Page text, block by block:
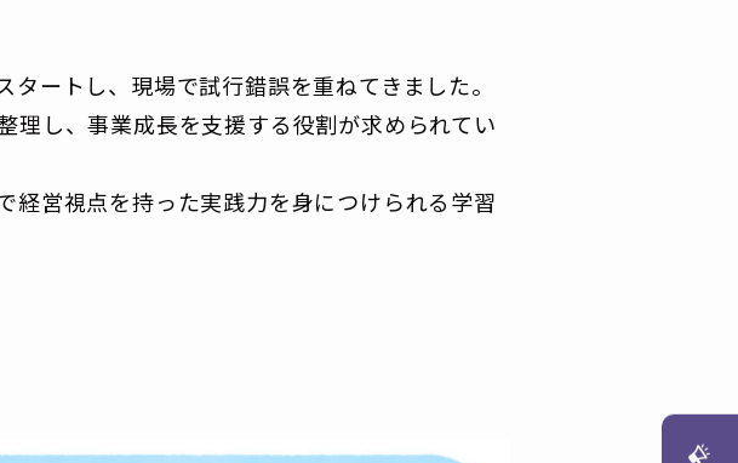
ートし、現場で試行錯誤を重ねてきました。
理し、事業成長を支援する役割が求められてい
経営視点を持った実践力を身につけられる学習